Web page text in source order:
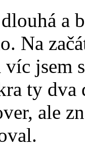
a
Na
víc jsem
ty
ale